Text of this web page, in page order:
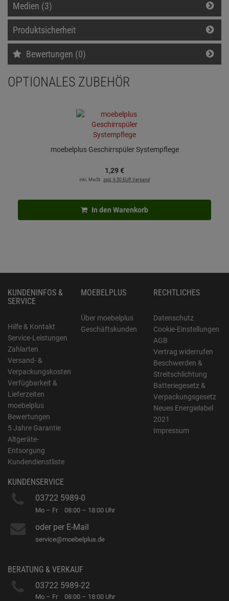
Medien (3)
Produktsicherheit
Bewertungen (0)
OPTIONALES ZUBEHÖR
moebelplus Geschirrspüler Systempflege
1,29€
inkl. MwSt. zzgl. 6.50 EUR Versand
In den Warenkorb
KUNDENINFOS &
SERVICE
Hilfe & Kontakt
Service-Leistungen
Zahlarten
Versand- &
Verpackungskosten
Verfügbarkeit &
Lieferzeiten
moebelplus
Bewertungen
5 Jahre Garantie
Altgeräte-
Entsorgung
Kundendienstliste
MOEBELPLUS
Über moebelplus
Geschäftskunden
RECHTLICHES
Datenschutz
Cookie-Einstellungen
AGB
Vertrag widerrufen
Beschwerden &
Streitschlichtung
Batteriegesetz &
Verpackungsgesetz
Neues Energielabel
2021
Impressum
KUNDENSERVICE
03722 5989-0
Mo – Fr 08:00 – 18:00 Uhr
oder per E-Mail
service@moebelplus.de
BERATUNG & VERKAUF
03722 5989-22
Mo – Fr
08:00 – 18:00 Uhr